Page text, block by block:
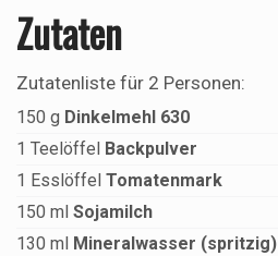
Zutaten
Zutatenliste für 2 Personen:
150 g Dinkelmehl 630
1 Teelöffel
Backpulver
1 Esslöffel Tomatenmark
150 ml Sojamilch
130 ml
Mineralwasser (spritzig)